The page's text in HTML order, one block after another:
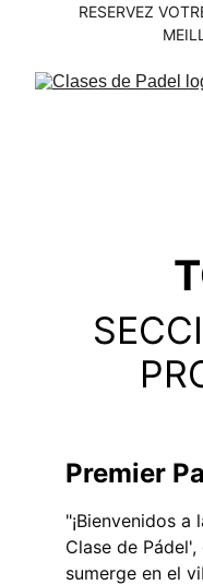
RESERVEZ
Premier
"¡Bienvenidos
Clase de
sumerge en el